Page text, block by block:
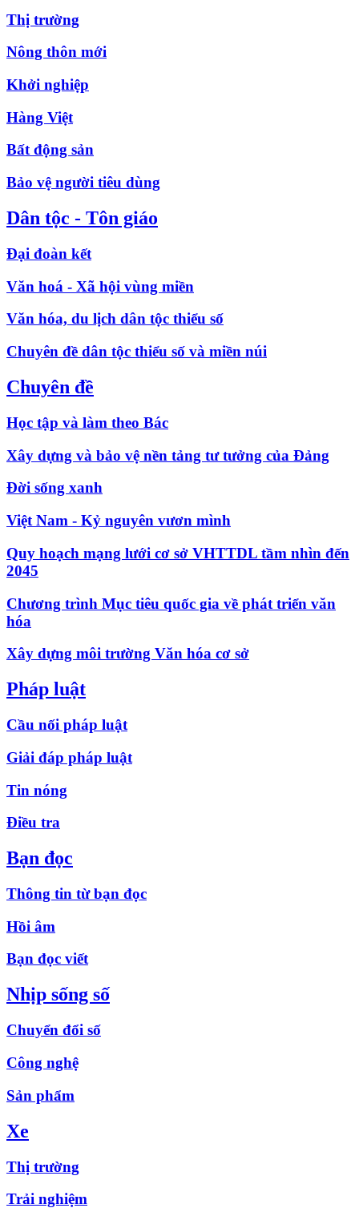
Thị trường
Nông thôn mới
Khởi nghiệp
Hàng Việt
Bất động sản
Bảo vệ người tiêu dùng
Dân tộc - Tôn giáo
Đại đoàn kết
Văn hoá - Xã hội vùng miền
Văn hóa, du lịch dân tộc thiểu số
Chuyên đề dân tộc thiểu số và miền núi
Chuyên đề
Học tập và làm theo Bác
Xây dựng và bảo vệ nền tảng tư tưởng của Đảng
Đời sống xanh
Việt Nam - Kỷ nguyên vươn mình
Quy hoạch mạng lưới cơ sở VHTTDL tầm nhìn đến
2045
Chương trình Mục tiêu quốc gia về phát triển văn
hóa
Xây dựng môi trường Văn hóa cơ sở
Pháp luật
Cầu nối pháp luật
Giải đáp pháp luật
Tin nóng
Điều tra
Bạn đọc
Thông tin từ bạn đọc
Hồi âm
Bạn đọc viết
Nhịp sống số
Chuyển đổi số
Công nghệ
Sản phẩm
Xe
Thị trường
Trải nghiệm